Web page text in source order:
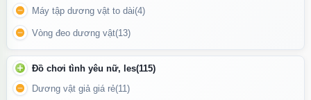
Ai Nên Sử Dụng Good Choice’s Probiotic?
Người gặp các vấn đề tiêu hóa như táo bón, tiêu chảy hoặc đầy
hơi.
Người muốn cải thiện sức khỏe đường ruột và tăng cường hệ miễn
dịch.
Máy tập dương vật to dài(4)
Vòng đeo dương vật(13)
Đồ chơi tình yêu nữ, les(115)
Dương vật giả giá rẻ(11)